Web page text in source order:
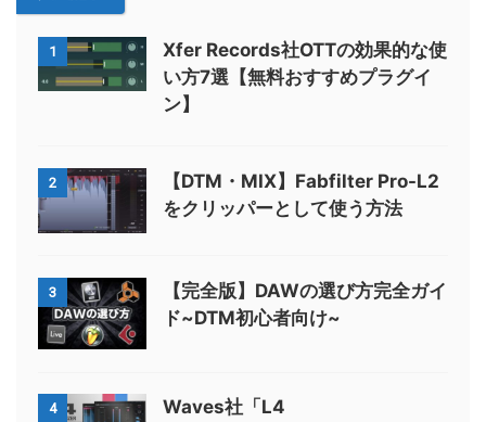
1
Xfer Records社OTTの効果的な使
い方7選【無料おすすめプラグイ
ン】
2
【DTM・MIX】Fabfilter Pro-L2
をクリッパーとして使う方法
3
【完全版】DAWの選び方完全ガイ
ド~DTM初心者向け~
4
Waves社「L4